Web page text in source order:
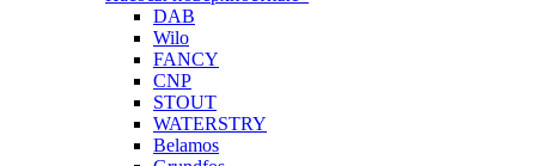
DAB
Wilo
FANCY
CNP
STOUT
WATERSTRY
Belamos